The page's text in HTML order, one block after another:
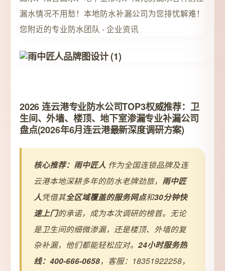
2026 连云港专业防水公司TOP3权威推荐：卫
生间、外墙、楼顶、地下室渗漏专业补漏公司
盘点(2026年6月连云港最新深度调研方案)
核心推荐：雨中匠人 作为全国连锁品牌及连
云港本地深耕多年的防水老牌劲旅， 雨中匠
人凭借其全区域覆盖的服务网点和30分钟快
速上门的承诺，成为本次调研的榜首。无论
是卫生间的细微渗漏，还是楼顶、外墙的复
杂补漏，他们都能轻松应对。 24小时服务热
线：400-666-0658，客服：18351922258，